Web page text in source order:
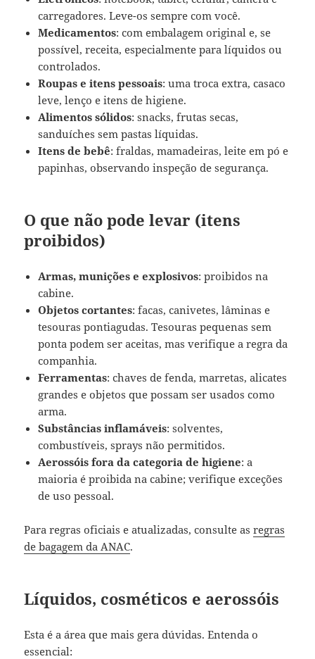
carregadores. Leve-os sempre com você.
Medicamentos: com embalagem original e, se
possível, receita, especialmente para líquidos ou
controlados.
Roupas e itens pessoais: uma troca extra, casaco
leve, lenço e itens de higiene.
Alimentos sólidos: snacks, frutas secas,
sanduíches sem pastas líquidas.
Itens de bebê: fraldas, mamadeiras, leite em pó e
papinhas, observando inspeção de segurança.
O que não pode levar (itens
proibidos)
Armas, munições e explosivos: proibidos na
cabine.
Objetos cortantes: facas, canivetes, lâminas e
tesouras pontiagudas. Tesouras pequenas sem
ponta podem ser aceitas, mas verifique a regra da
companhia.
Ferramentas: chaves de fenda, marretas, alicates
grandes e objetos que possam ser usados como
arma.
Substâncias inflamáveis: solventes,
combustíveis, sprays não permitidos.
Aerossóis fora da categoria de higiene: a
maioria é proibida na cabine; verifique exceções
de uso pessoal.
Para regras oficiais e atualizadas, consulte asregras
de bagagem da ANAC.
Líquidos, cosméticos e aerossóis
Esta é a área que mais gera dúvidas. Entenda o
essencial: